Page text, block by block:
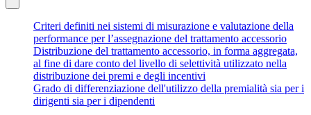
Criteri definiti nei sistemi di misurazione e valutazione della
performance per l’assegnazione del trattamento accessorio
Distribuzione del trattamento accessorio, in forma aggregata,
al fine di dare conto del livello di selettività utilizzato nella
distribuzione dei premi e degli incentivi
Grado di differenziazione dell'utilizzo della premialità sia per i
dirigenti sia per i dipendenti